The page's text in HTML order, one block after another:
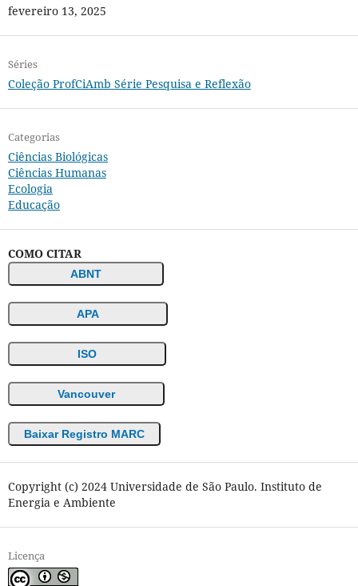
fevereiro 13, 2025
Séries
Coleção ProfCiAmb Série Pesquisa e Reflexão
Categorias
Ciências Biológicas
Ciências Humanas
Ecologia
Educação
COMO CITAR
ABNT
APA
ISO
Vancouver
Baixar Registro MARC
Copyright (c) 2024 Universidade de São Paulo. Instituto de
Energia e Ambiente
Licença